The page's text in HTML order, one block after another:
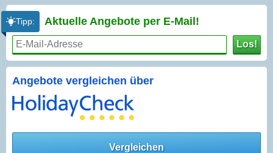
Tipp: Aktuelle Angebote per E-Mail!
Los!
Angebote vergleichen über
Vergleichen